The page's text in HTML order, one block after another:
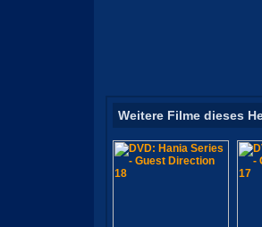
Weitere Filme dieses